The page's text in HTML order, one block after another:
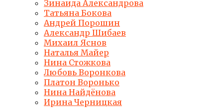
Зинаида Александрова
Татьяна Бокова
Андрей Порошин
Александр Шибаев
Михаил Яснов
Наталья Майер
Нина Стожкова
Любовь Воронкова
Платон Воронько
Нина Найдёнова
Ирина Черницкая